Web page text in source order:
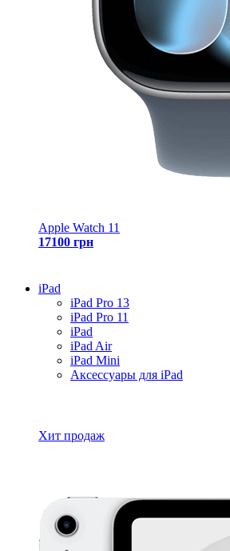
Apple Watch 11
17100 грн
iPad
iPad Pro 13
iPad Pro 11
iPad
iPad Air
iPad Mini
Аксессуары для iPad
Хит продаж